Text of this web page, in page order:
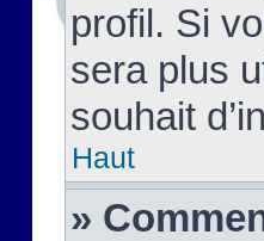
profil. Si
sera plus
souhait
Haut
»